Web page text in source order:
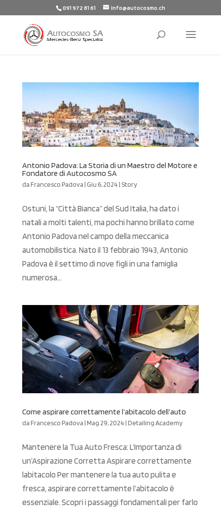
091 972 81 61 info@autocosmo.ch
Antonio Padova: La Storia di un Maestro del Motore e
Fondatore di Autocosmo SA
daFrancesco Padova| Giu 6, 2024| Story
Ostuni, la “Città Bianca” del Sud Italia, ha dato i
natali a molti talenti, ma pochi hanno brillato come
Antonio Padova nel campo della meccanica
automobilistica. Nato il 13 febbraio 1943, Antonio
Padova è il settimo di nove figli in una famiglia
numerosa...
Come aspirare correttamente l’abitacolo dell’auto
daFrancesco Padova|Mag 29, 2024|Detailing Academy
Mantenere la Tua Auto Fresca: L’Importanza di
un’Aspirazione Corretta Aspirare correttamente
labitacolo Per mantenere la tua auto pulita e
fresca, aspirare correttamente l’abitacolo è
essenziale. Scopri i passaggi fondamentali per farlo